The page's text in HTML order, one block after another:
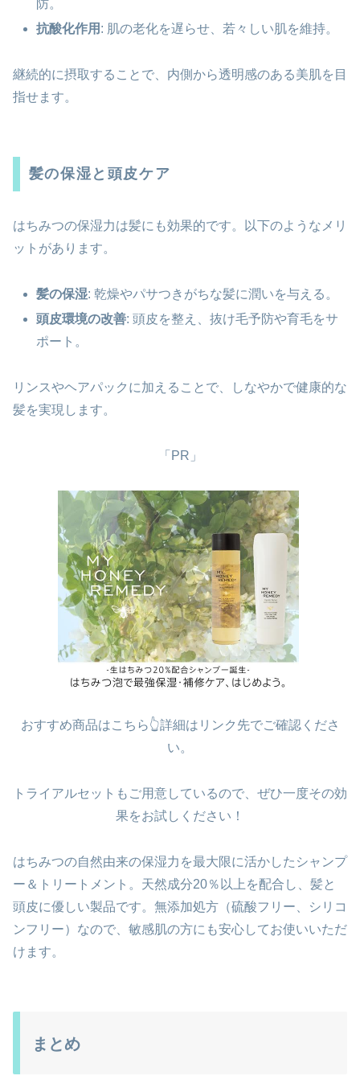
防。
抗酸化作用 : 肌の老化を遅らせ、若々しい肌を維持。
継続的に摂取することで、内側から透明感のある美肌を目
指せます。
髪の保湿と頭皮ケア
はちみつの保湿力は髪にも効果的です。以下のようなメリ
ットがあります。
髪の保湿: 乾燥やパサつきがちな髪に潤いを与える。
頭皮環境の改善: 頭皮を整え、抜け毛予防や育毛をサ
ポート。
リンスやヘアパックに加えることで、しなやかで健康的な
髪を実現します。
「PR」
おすすめ商品はこちら👆詳細はリンク先でご確認くださ
い。
トライアルセットもご用意しているので、ぜひ一度その効
果をお試しください！
はちみつの自然由来の保湿力を最大限に活かしたシャンプ
ー＆トリートメント。天然成分20％以上を配合し、髪と
頭皮に優しい製品です。無添加処方（硫酸フリー、シリコ
ンフリー）なので、敏感肌の方にも安心してお使いいただ
けます。
まとめ